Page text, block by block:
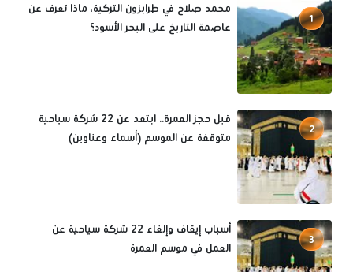
1
محمد صلاح في طرابزون التركية، ماذا تعرف عن
عاصمة التاريخ على البحر الأسود؟
2
قبل حجز العمرة.. ابتعد عن 22 شركة سياحية
متوقفة عن الموسم (أسماء وعناوين)
3
أسباب إيقاف وإلغاء 22 شركة سياحية عن
العمل في موسم العمرة